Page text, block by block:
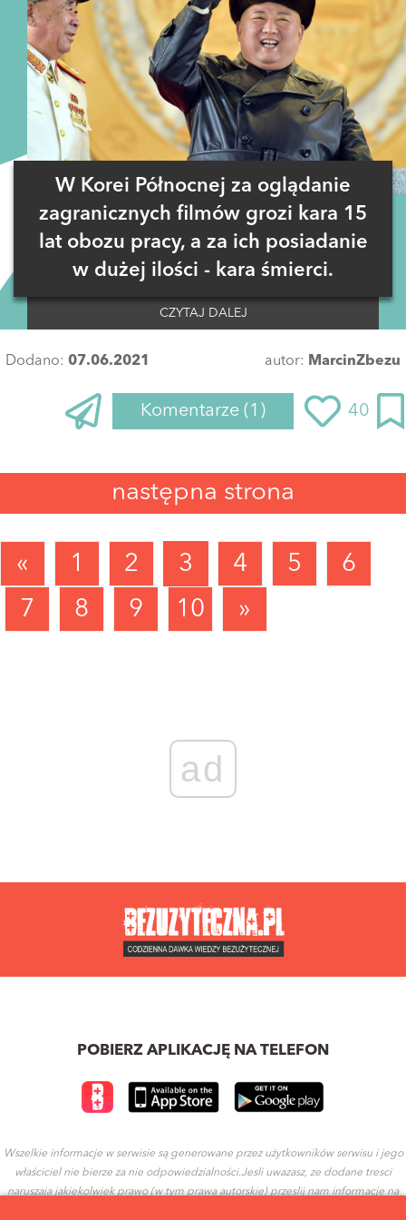
W Korei Północnej za oglądanie
zagranicznych filmów grozi kara 15
lat obozu pracy, a za ich posiadanie
w dużej ilości - kara śmierci.
CZYTAJ DALEJ
Dodano: 07.06.2021 autor: MarcinZbezu
Komentarze (1) 40
następna strona
« 1 2 3 4 5
6
7
8 9 10 »
ad
POBIERZ APLIKACJĘ NA TELEFON
Wszelkie informacje w serwisie są generowane przez użytkowników serwisu i jego
właściciel nie bierze za nie odpowiedzialności.Jesli uwazasz, ze dodane tresci
naruszaja jakiekolwiek prawo (w tym prawa autorskie) przeslij nam informacje na